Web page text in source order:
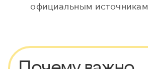
официальным источникам